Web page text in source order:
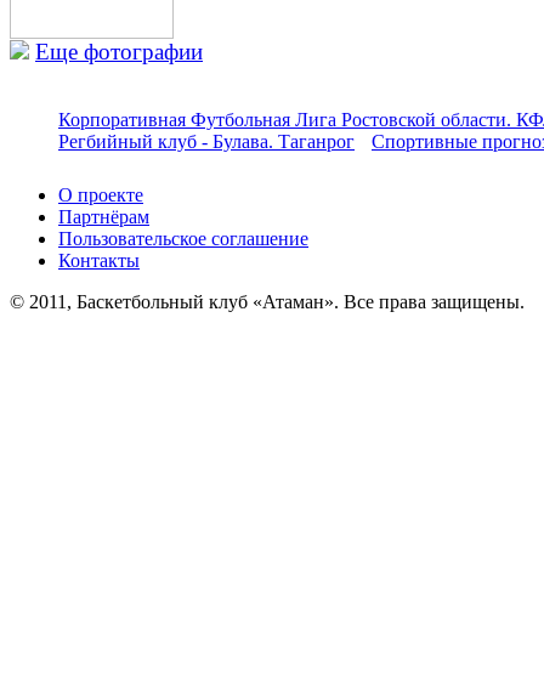
Еще фотографии
Корпоративная Футбольная Лига Ростовской области.
Регбийный клуб - Булава. Таганрог
Спортивные
О проекте
Партнёрам
Пользовательское соглашение
Контакты
© 2011, Баскетбольный клуб «Атаман». Все права защищены.